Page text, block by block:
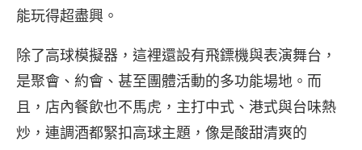
能玩得超盡興。
除了高球模擬器，這裡還設有飛鏢機與表演舞台，
是聚會、約會、甚至團體活動的多功能場地。而
且，店內餐飲也不馬虎，主打中式、港式與台味熱
炒，連調酒都緊扣高球主題，像是酸甜清爽的